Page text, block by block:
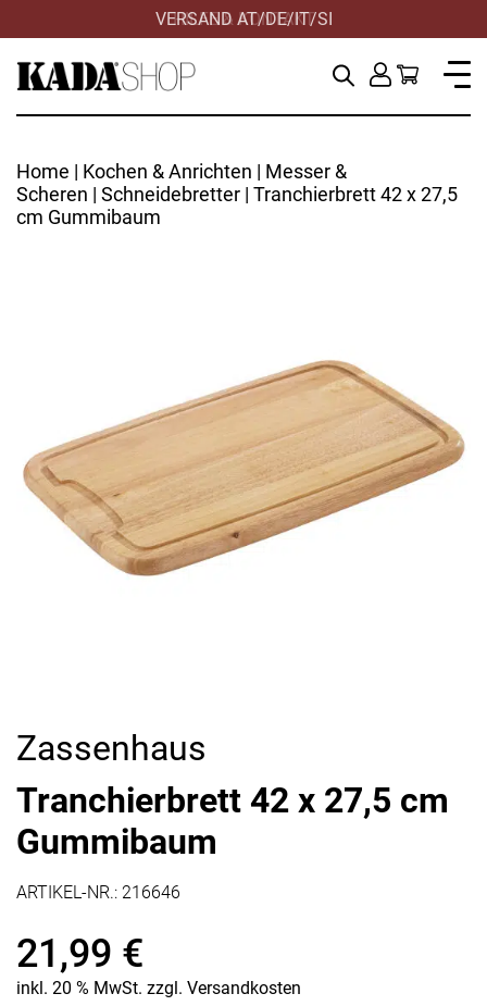
HILFE & KONTAKT
VERSAND AT/DE/IT/SI
Home | Kochen & Anrichten | Messer &
Scheren | Schneidebretter | Tranchierbrett 42 x 27,5
cm Gummibaum
Zassenhaus
Tranchierbrett 42 x 27,5 cm
Gummibaum
ARTIKEL-NR.: 216646
21,99 €
inkl. 20 % MwSt. zzgl. Versandkosten